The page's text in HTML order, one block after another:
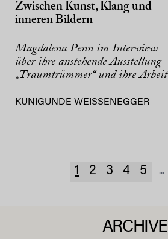
Zwischen Kunst, Klang und
inneren Bildern
Magdalena Penn im Interview
über ihre anstehende Ausstellung
„Traumtrümmer“ und ihre Arbeit
KUNIGUNDE WEISSENEGGER
1 2 3 4 5 ...
ARCHIVE